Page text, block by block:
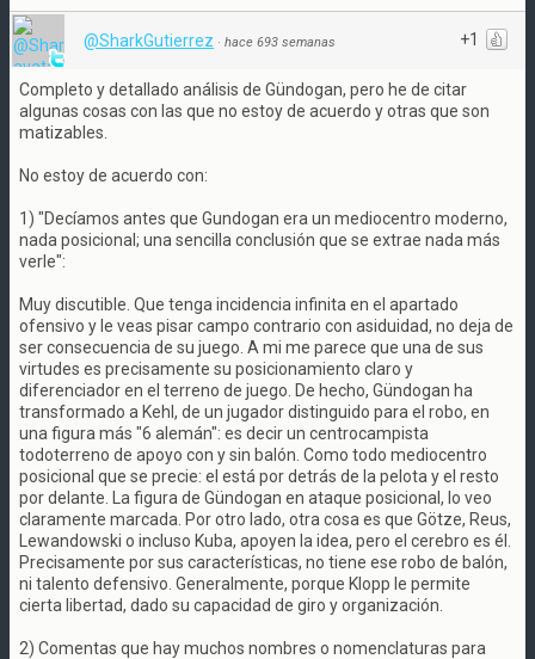
+1
@SharkGutierrez · hace 693 semanas
Completo y detallado análisis de Gündogan, pero he de citar
algunas cosas con las que no estoy de acuerdo y otras que son
matizables.
No estoy de acuerdo con:
1) "Decíamos antes que Gundogan era un mediocentro moderno,
nada posicional; una sencilla conclusión que se extrae nada más
verle":
Muy discutible. Que tenga incidencia infinita en el apartado
ofensivo y le veas pisar campo contrario con asiduidad, no deja de
ser consecuencia de su juego. A mi me parece que una de sus
virtudes es precisamente su posicionamiento claro y
diferenciador en el terreno de juego. De hecho, Gündogan ha
transformado a Kehl, de un jugador distinguido para el robo, en
una figura más "6 alemán": es decir un centrocampista
todoterreno de apoyo con y sin balón. Como todo mediocentro
posicional que se precie: el está por detrás de la pelota y el resto
por delante. La figura de Gündogan en ataque posicional, lo veo
claramente marcada. Por otro lado, otra cosa es que Götze, Reus,
Lewandowski o incluso Kuba, apoyen la idea, pero el cerebro es él.
Precisamente por sus características, no tiene ese robo de balón,
ni talento defensivo. Generalmente, porque Klopp le permite
cierta libertad, dado su capacidad de giro y organización.
2) Comentas que hay muchos nombres o nomenclaturas para